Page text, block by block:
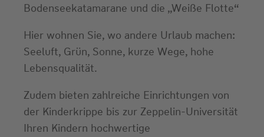
Bodenseekatamarane und die „Weiße Flotte“
Hier wohnen Sie, wo andere Urlaub machen:
Seeluft, Grün, Sonne, kurze Wege, hohe
Lebensqualität.
Zudem bieten zahlreiche Einrichtungen von
der Kinderkrippe bis zur Zeppelin-Universität
Ihren Kindern hochwertige